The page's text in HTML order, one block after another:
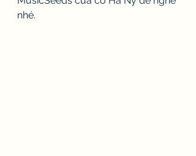
nhé.